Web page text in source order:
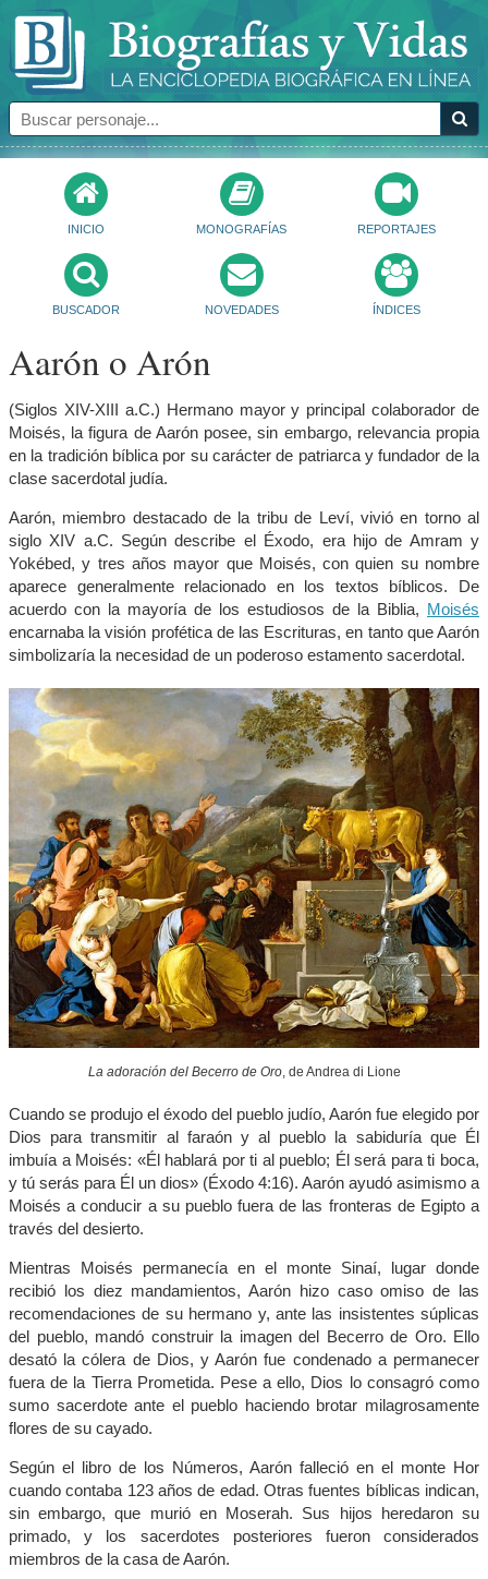
INICIO MONOGRAFÍAS REPORTAJES
BUSCADOR NOVEDADES ÍNDICES
Aarón o Arón
(Siglos XIV-XIII a.C.) Hermano mayor y principal colaborador de
Moisés, la figura de Aarón posee, sin embargo, relevancia propia
en la tradición bíblica por su carácter de patriarca y fundador de la
clase sacerdotal judía.
Aarón, miembro destacado de la tribu de Leví, vivió en torno al
siglo XIV a.C. Según describe el Éxodo, era hijo de Amram y
Yokébed, y tres años mayor que Moisés, con quien su nombre
aparece generalmente relacionado en los textos bíblicos. De
acuerdo con la mayoría de los estudiosos de la Biblia, Moisés
encarnaba la visión profética de las Escrituras, en tanto que Aarón
simbolizaría la necesidad de un poderoso estamento sacerdotal.
La adoración del Becerro de Oro, de Andrea di Lione
Cuando se produjo el éxodo del pueblo judío, Aarón fue elegido por
Dios para transmitir al faraón y al pueblo la sabiduría que Él
imbuía a Moisés: «Él hablará por ti al pueblo; Él será para ti boca,
y tú serás para Él un dios» (Éxodo 4:16). Aarón ayudó asimismo a
Moisés a conducir a su pueblo fuera de las fronteras de Egipto a
través del desierto.
Mientras Moisés permanecía en el monte Sinaí, lugar donde
recibió los diez mandamientos, Aarón hizo caso omiso de las
recomendaciones de su hermano y, ante las insistentes súplicas
del pueblo, mandó construir la imagen del Becerro de Oro. Ello
desató la cólera de Dios, y Aarón fue condenado a permanecer
fuera de la Tierra Prometida. Pese a ello, Dios lo consagró como
sumo sacerdote ante el pueblo haciendo brotar milagrosamente
flores de su cayado.
Según el libro de los Números, Aarón falleció en el monte Hor
cuando contaba 123 años de edad. Otras fuentes bíblicas indican,
sin embargo, que murió en Moserah. Sus hijos heredaron su
primado, y los sacerdotes posteriores fueron considerados
miembros de la casa de Aarón.